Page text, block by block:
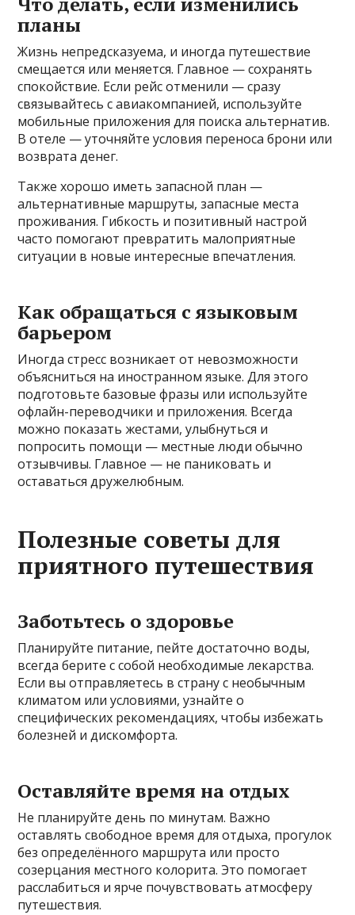
планы
Жизнь непредсказуема, и иногда путешествие
смещается или меняется. Главное — сохранять
спокойствие. Если рейс отменили — сразу
связывайтесь с авиакомпанией, используйте
мобильные приложения для поиска альтернатив.
В отеле — уточняйте условия переноса брони или
возврата денег.
Также хорошо иметь запасной план —
альтернативные маршруты, запасные места
проживания. Гибкость и позитивный настрой
часто помогают превратить малоприятные
ситуации в новые интересные впечатления.
Как обращаться с языковым
барьером
Иногда стресс возникает от невозможности
объясниться на иностранном языке. Для этого
подготовьте базовые фразы или используйте
офлайн-переводчики и приложения. Всегда
можно показать жестами, улыбнуться и
попросить помощи — местные люди обычно
отзывчивы. Главное — не паниковать и
оставаться дружелюбным.
Полезные советы для
приятного путешествия
Заботьтесь о здоровье
Планируйте питание, пейте достаточно воды,
всегда берите с собой необходимые лекарства.
Если вы отправляетесь в страну с необычным
климатом или условиями, узнайте о
специфических рекомендациях, чтобы избежать
болезней и дискомфорта.
Оставляйте время на отдых
Не планируйте день по минутам. Важно
оставлять свободное время для отдыха, прогулок
без определённого маршрута или просто
созерцания местного колорита. Это помогает
расслабиться и ярче почувствовать атмосферу
путешествия.